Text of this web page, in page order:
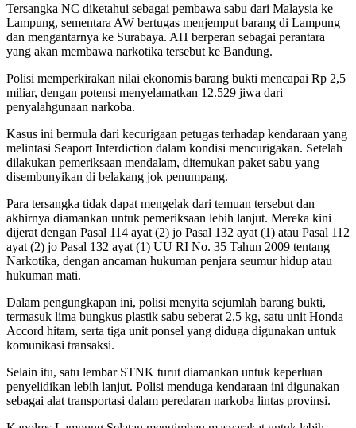
Tersangka NC diketahui sebagai pembawa sabu dari Malaysia ke
Lampung, sementara AW bertugas menjemput barang di Lampung
dan mengantarnya ke Surabaya. AH berperan sebagai perantara
yang akan membawa narkotika tersebut ke Bandung.
Polisi memperkirakan nilai ekonomis barang bukti mencapai Rp 2,5
miliar, dengan potensi menyelamatkan 12.529 jiwa dari
penyalahgunaan narkoba.
Kasus ini bermula dari kecurigaan petugas terhadap kendaraan yang
melintasi Seaport Interdiction dalam kondisi mencurigakan. Setelah
dilakukan pemeriksaan mendalam, ditemukan paket sabu yang
disembunyikan di belakang jok penumpang.
Para tersangka tidak dapat mengelak dari temuan tersebut dan
akhirnya diamankan untuk pemeriksaan lebih lanjut. Mereka kini
dijerat dengan Pasal 114 ayat (2) jo Pasal 132 ayat (1) atau Pasal 112
ayat (2) jo Pasal 132 ayat (1) UU RI No. 35 Tahun 2009 tentang
Narkotika, dengan ancaman hukuman penjara seumur hidup atau
hukuman mati.
Dalam pengungkapan ini, polisi menyita sejumlah barang bukti,
termasuk lima bungkus plastik sabu seberat 2,5 kg, satu unit Honda
Accord hitam, serta tiga unit ponsel yang diduga digunakan untuk
komunikasi transaksi.
Selain itu, satu lembar STNK turut diamankan untuk keperluan
penyelidikan lebih lanjut. Polisi menduga kendaraan ini digunakan
sebagai alat transportasi dalam peredaran narkoba lintas provinsi.